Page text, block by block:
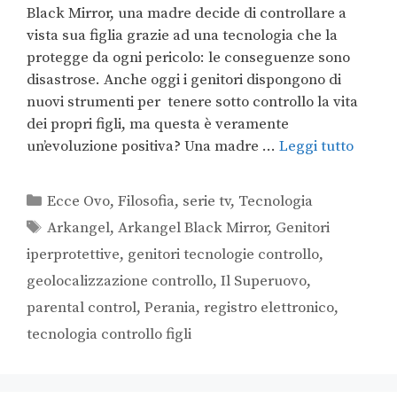
Black Mirror, una madre decide di controllare a
vista sua figlia grazie ad una tecnologia che la
protegge da ogni pericolo: le conseguenze sono
disastrose. Anche oggi i genitori dispongono di
nuovi strumenti per tenere sotto controllo la vita
dei propri figli, ma questa è veramente
un’evoluzione positiva? Una madre … Leggi tutto
Ecce Ovo,Filosofia, serie tv, Tecnologia
Arkangel,Arkangel Black Mirror, Genitori
iperprotettive, genitori tecnologie controllo,
geolocalizzazione controllo, Il Superuovo,
parental control, Perania, registro elettronico,
tecnologia controllo figli